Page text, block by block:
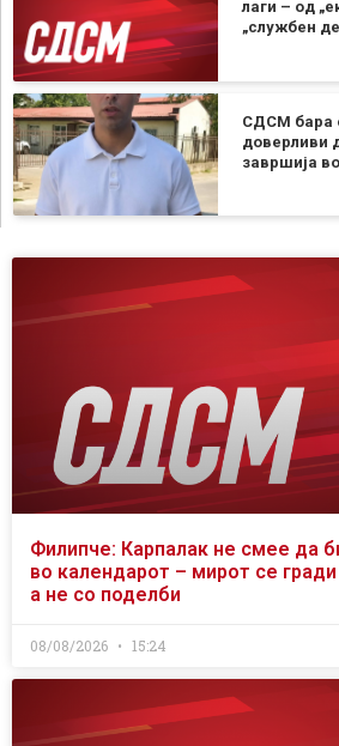
лаги – од
„службен
СДСМ бара
доверливи
завршија
Филипче: Карпалак не смее да
во календарот – мирот се
а не со поделби
08/08/2026 15:24